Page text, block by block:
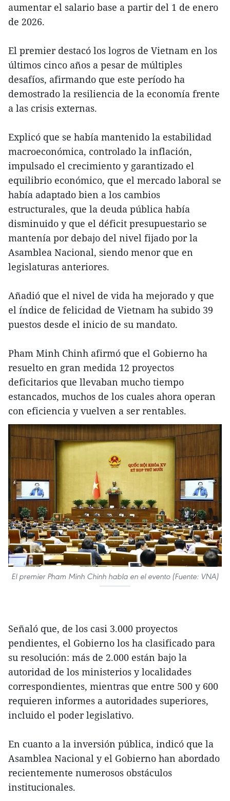
aumentar el salario base a partir del 1 de enero
de 2026.
El premier destacó los logros de Vietnam en los
últimos cinco años a pesar de múltiples
desafíos, afirmando que este período ha
demostrado la resiliencia de la economía frente
a las crisis externas.
Explicó que se había mantenido la estabilidad
macroeconómica, controlado la inflación,
impulsado el crecimiento y garantizado el
equilibrio económico, que el mercado laboral se
había adaptado bien a los cambios
estructurales, que la deuda pública había
disminuido y que el déficit presupuestario se
mantenía por debajo del nivel fijado por la
Asamblea Nacional, siendo menor que en
legislaturas anteriores.
Añadió que el nivel de vida ha mejorado y que
el índice de felicidad de Vietnam ha subido 39
puestos desde el inicio de su mandato.
Pham Minh Chinh afirmó que el Gobierno ha
resuelto en gran medida 12 proyectos
deficitarios que llevaban mucho tiempo
estancados, muchos de los cuales ahora operan
con eficiencia y vuelven a ser rentables.
El premier Pham Minh Chinh habla en el evento (Fuente: VNA)
Señaló que, de los casi 3.000 proyectos
pendientes, el Gobierno los ha clasificado para
su resolución: más de 2.000 están bajo la
autoridad de los ministerios y localidades
correspondientes, mientras que entre 500 y 600
requieren informes a autoridades superiores,
incluido el poder legislativo.
En cuanto a la inversión pública, indicó que la
Asamblea Nacional y el Gobierno han abordado
recientemente numerosos obstáculos
institucionales.